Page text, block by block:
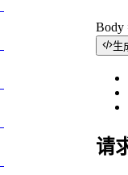
Body
生
请